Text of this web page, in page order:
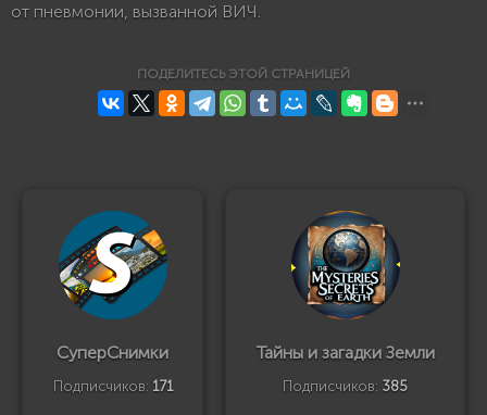
от пневмонии, вызванной ВИЧ.
ПОДЕЛИТЕСЬ ЭТОЙ СТРАНИЦЕЙ
СуперСнимки
Подписчиков: 171
Тайны и загадки Земли
Подписчиков: 385